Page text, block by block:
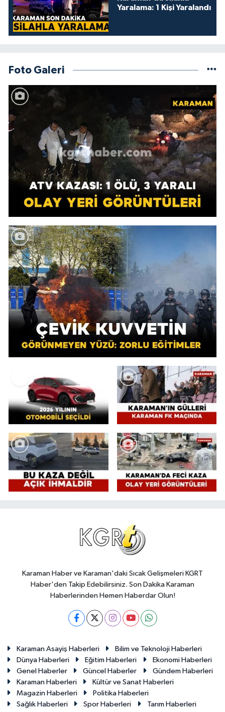
Yaralama: 1 Kişi Yaralandı
Foto Galeri
Karaman Haber ve Karaman'daki Sıcak Gelişmeleri KGRT
Haber'den Takip Edebilirsiniz. Son Dakika Karaman
Haberlerinden Hemen Haberdar Olun!
Karaman Asayiş Haberleri
Bilim ve Teknoloji Haberleri
Dünya Haberleri
Eğitim Haberleri
Ekonomi Haberleri
Genel Haberler
Güncel Haberler
Gündem Haberleri
Karaman Haberleri
Kültür ve Sanat Haberleri
Magazin Haberleri
Politika Haberleri
Sağlık Haberleri
Spor Haberleri
Tarım Haberleri